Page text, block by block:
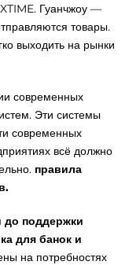
Гуанчжоу —
товары.
выходить на рынки
современных
Эти системы
современных
всё должно
правила
до поддержки
для банок и
на потребностях